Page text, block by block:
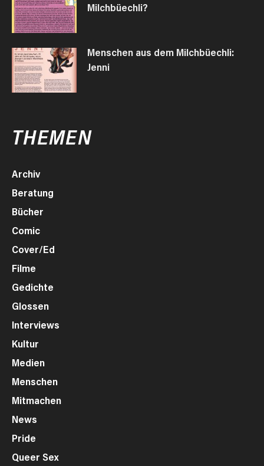
Milchbüechli?
Menschen aus dem Milchbüechli:
Jenni
THEMEN
Archiv
Beratung
Bücher
Comic
Cover/Ed
Filme
Gedichte
Glossen
Interviews
Kultur
Medien
Menschen
Mitmachen
News
Pride
Queer Sex